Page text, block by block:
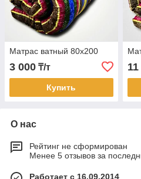
Матрас ватный 80х200
3 000 ₸/т
Купить
О нас
Рейтинг не сформирован
Менее 5 отзывов за
Работает с 16.09.2014